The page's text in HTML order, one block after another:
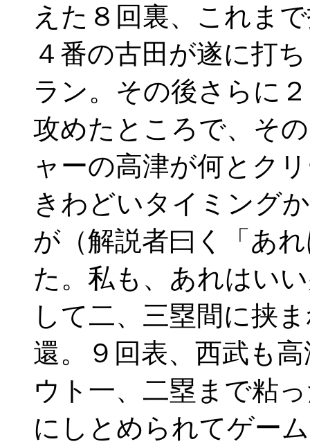
えた８回裏、これま
４番の古田が遂に打
ラン。その後さらに
攻めたところで、そ
ャーの高津が何とク
きわどいタイミング
が（解説者曰く「あ
た。私も、あれはい
して二、三塁間に挟
還。９回表、西武も
ウト一、二塁まで粘
にしとめられてゲー